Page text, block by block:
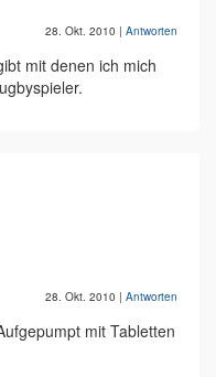
28. Okt. 2010 | Antworten
mit denen ich mich
28. Okt. 2010 | Antworten
mit Tabletten